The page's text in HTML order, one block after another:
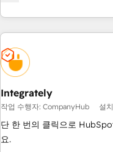
Integrately
작업 수행자: CompanyHub 설
단 한 번의 클릭으로
요.